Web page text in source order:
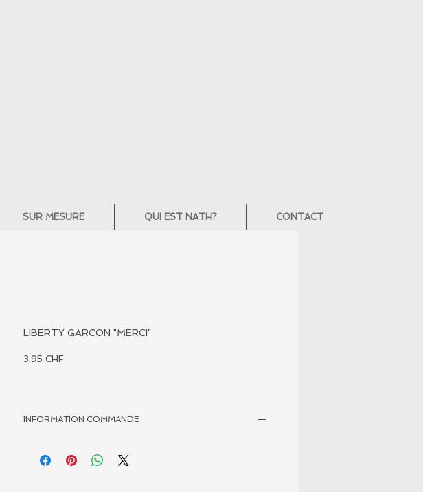
SUR MESURE QUI EST NATH? CONTACT
LIBERTY GARCON "MERCI"
3.95 CHF
INFORMATION COMMANDE
de vos projets.